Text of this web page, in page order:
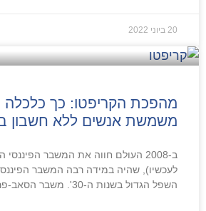
מהפכת הקריפטו: כך כלכלה
משמשת אנשים ללא חשבון בנק
ב-2008 העולם חווה את המשבר הפיננסי
לעכשיו), שהיה במידה רבה המשבר הפיננסי
השפל הגדול בשנות ה-30'. משבר הסאב-פריים של